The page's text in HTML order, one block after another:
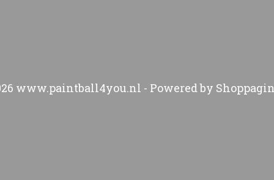
www.paintball4you.nl - Powered by